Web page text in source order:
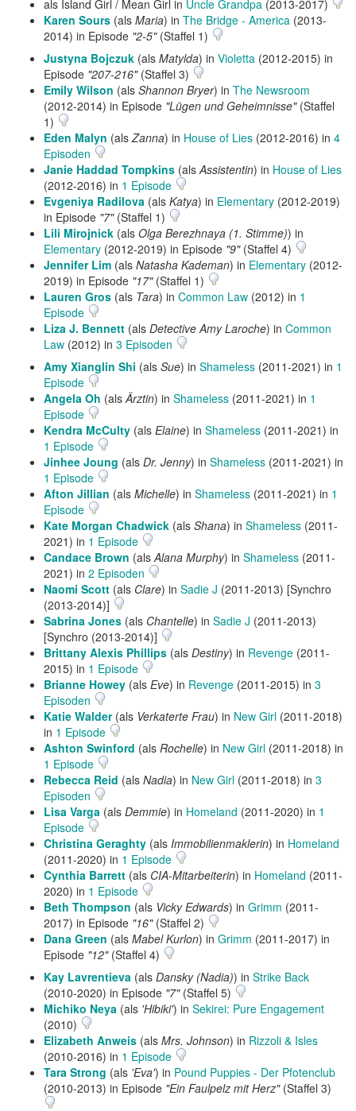
als Island Girl / Mean Girl in Uncle Grandpa (2013-2017)
Karen Sours (als Maria) in The Bridge - America (2013-
2014) in Episode "2-5"(Staffel 1)
Justyna Bojczuk (als Matylda) in Violetta (2012-2015) in
Episode "207-216"(Staffel 3)
Emily Wilson (als Shannon Bryer) in The Newsroom
(2012-2014) in Episode "Lügen und Geheimnisse"(Staffel
1)
Eden Malyn (alsZanna) in House of Lies (2012-2016) in 4
Episoden
Janie Haddad Tompkins (alsAssistentin) in House of Lies
(2012-2016) in 1 Episode
Evgeniya Radilova (als Katya) in Elementary (2012-2019)
in Episode "7"(Staffel 1)
Lili Mirojnick (als Olga Berezhnaya (1. Stimme)) in
Elementary (2012-2019) in Episode "9"(Staffel 4)
Jennifer Lim (als Natasha Kademan) in Elementary (2012-
2019) in Episode "17"(Staffel 1)
Lauren Gros (als Tara) in Common Law (2012) in 1
Episode
Liza J. Bennett (als Detective Amy Laroche) in Common
Law (2012) in 3 Episoden
Amy Xianglin Shi (als Sue) in Shameless (2011-2021) in 1
Episode
Angela Oh (alsÄrztin) in Shameless (2011-2021) in 1
Episode
Kendra McCulty (als Elaine) in Shameless (2011-2021) in
1 Episode
Jinhee Joung (als Dr. Jenny) in Shameless (2011-2021) in
1 Episode
Afton Jillian (als Michelle) in Shameless (2011-2021) in 1
Episode
Kate Morgan Chadwick (als Shana) in Shameless (2011-
2021) in 1 Episode
Candace Brown (alsAlana Murphy) in Shameless (2011-
2021) in 2 Episoden
Naomi Scott (als Clare) in Sadie J (2011-2013) [Synchro
(2013-2014)]
Sabrina Jones (als Chantelle) in Sadie J (2011-2013)
[Synchro (2013-2014)]
Brittany Alexis Phillips (als Destiny) in Revenge (2011-
2015) in 1 Episode
Brianne Howey (als Eve) in Revenge (2011-2015) in 3
Episoden
Katie Walder(als Verkaterte Frau) in New Girl (2011-2018)
in 1 Episode
Ashton Swinford (als Rochelle) in New Girl (2011-2018) in
1 Episode
Rebecca Reid (als Nadia) in New Girl (2011-2018) in 3
Episoden
Lisa Varga (als Demmie) in Homeland (2011-2020) in 1
Episode
Christina Geraghty (als Immobilienmaklerin) in Homeland
(2011-2020) in 1 Episode
Cynthia Barrett (als CIA-Mitarbeiterin) in Homeland (2011-
2020) in 1 Episode
Beth Thompson (als Vicky Edwards) in Grimm (2011-
2017) in Episode "16"(Staffel 2)
Dana Green (als Mabel Kurlon) in Grimm (2011-2017) in
Episode "12"(Staffel 4)
Kay Lavrentieva (als Dansky (Nadia)) in Strike Back
(2010-2020) in Episode "7"(Staffel 5)
Michiko Neya (als 'Hibiki') in Sekirei: Pure Engagement
(2010)
Elizabeth Anweis (als Mrs. Johnson) in Rizzoli & Isles
(2010-2016) in 1 Episode
Tara Strong (als 'Eva') in Pound Puppies - Der Pfotenclub
(2010-2013) in Episode "Ein Faulpelz mit Herz"(Staffel 3)